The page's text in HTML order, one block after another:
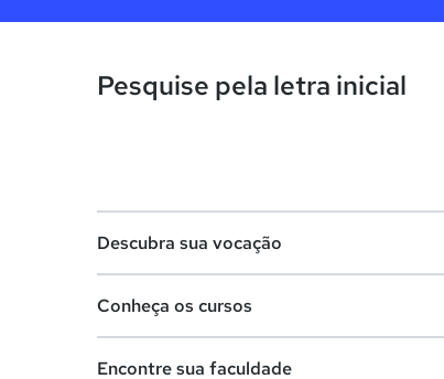
Pesquise pela letra inicial
Descubra sua vocação
Lista de profissões
Conheça os cursos
Encontre sua faculdade